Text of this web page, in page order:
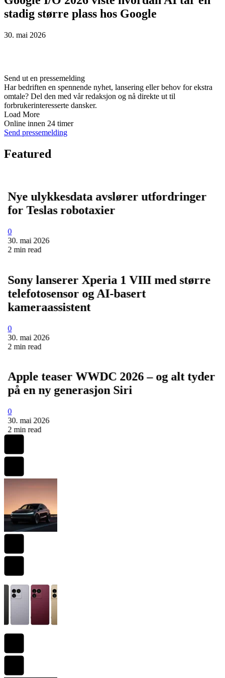
stadig større plass hos Google
30. mai 2026
Send ut en pressemelding
Har bedriften en spennende nyhet, lansering eller behov for ekstra
omtale? Del den med vår redaksjon og nå direkte ut til
forbrukerinteresserte dansker.
Load More
Online innen 24 timer
Send pressemelding
Featured
Nye ulykkesdata avslører utfordringer
for Teslas robotaxier
0
30. mai 2026
2 min read
Sony lanserer Xperia 1 VIII med større
telefotosensor og AI-basert
kameraassistent
0
30. mai 2026
2 min read
Apple teaser WWDC 2026 – og alt tyder
på en ny generasjon Siri
0
30. mai 2026
2 min read